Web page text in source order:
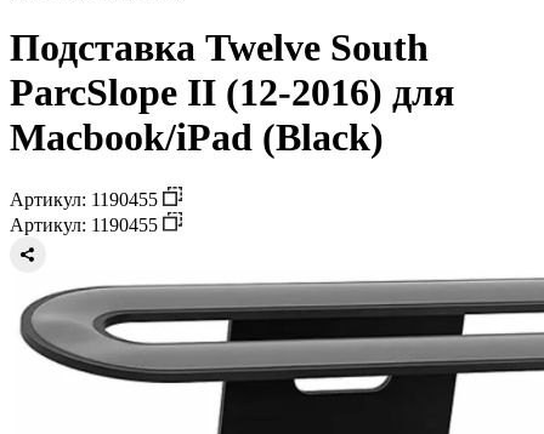
Подставка Twelve South
ParcSlope II (12-2016) для
Macbook/iPad (Black)
Артикул: 1190455
Артикул: 1190455